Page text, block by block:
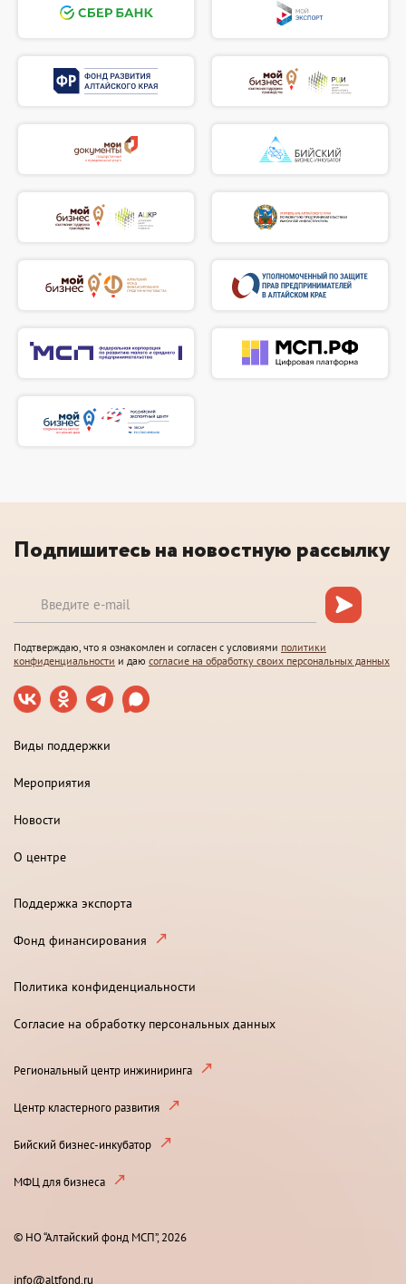
Подпишитесь на новостную рассылку
Подтверждаю, что я ознакомлен и согласен с условиями политики
конфиденциальности и даю согласие на обработку своих персональных данных
Виды поддержки
Мероприятия
Новости
О центре
Поддержка экспорта
Фонд финансирования
Политика конфиденциальности
Согласие на обработку персональных данных
Региональный центр инжиниринга
Центр кластерного развития
Бийский бизнес-инкубатор
МФЦ для бизнеса
© НО “Алтайский фонд МСП”, 2026
info@altfond.ru